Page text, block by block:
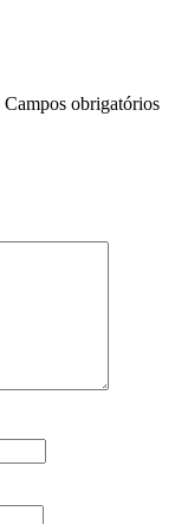
Campos obrigatórios